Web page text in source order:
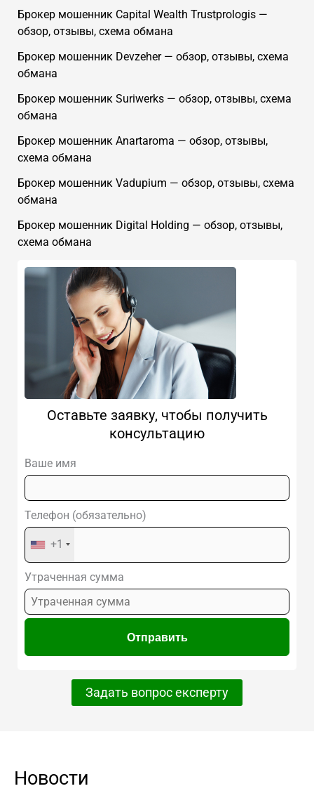
Брокер мошенник Capital Wealth Trustprologis —
обзор, отзывы, схема обмана
Брокер мошенник Devzeher — обзор, отзывы, схема
обмана
Брокер мошенник Suriwerks — обзор, отзывы, схема
обмана
Брокер мошенник Anartaroma — обзор, отзывы,
схема обмана
Брокер мошенник Vadupium — обзор, отзывы, схема
обмана
Брокер мошенник Digital Holding — обзор, отзывы,
схема обмана
Оставьте заявку, чтобы получить
консультацию
Ваше имя
Телефон (обязательно)
+1
Утраченная сумма
Задать вопрос експерту
Новости